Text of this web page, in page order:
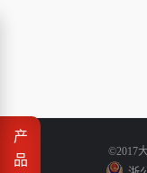
产
品
©2017